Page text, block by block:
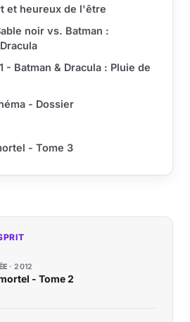
et heureux de l'être
noir vs. Batman :
- Batman & Dracula : Pluie de
- Dossier
- Tome 3
2012
- Tome 2